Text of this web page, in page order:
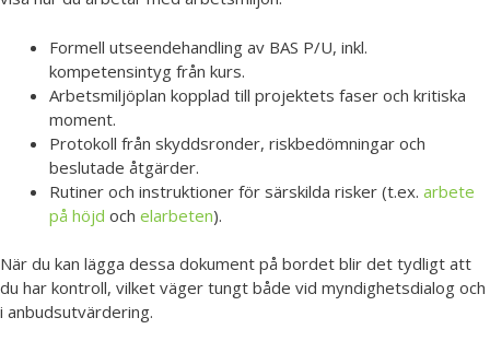
Formell utseendehandling av BAS P/U, inkl.
kompetensintyg från kurs.
Arbetsmiljöplan kopplad till projektets faser och kritiska
moment.
Protokoll från skyddsronder, riskbedömningar och
beslutade åtgärder.
Rutiner och instruktioner för särskilda risker (t.ex. arbete
på höjd och elarbeten).
När du kan lägga dessa dokument på bordet blir det tydligt att
du har kontroll, vilket väger tungt både vid myndighetsdialog och
i anbudsutvärdering.